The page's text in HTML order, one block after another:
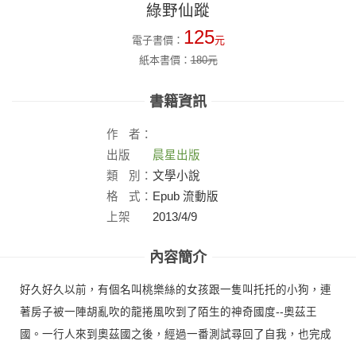
綠野仙蹤
電子書價： 125元
紙本書價：180元
書籍資訊
作
者：
出版
社：
晨星出版
類
別： 文學小說
格
式： Epub 流動版
上架
2013/4/9
內容簡介
好久好久以前，有個名叫桃樂絲的女孩跟一隻叫托托的小狗，連
著房子被一陣胡亂吹的龍捲風吹到了陌生的神奇國度--奧茲王
國。一行人來到奧茲國之後，經過一番測試尋回了自我，也完成